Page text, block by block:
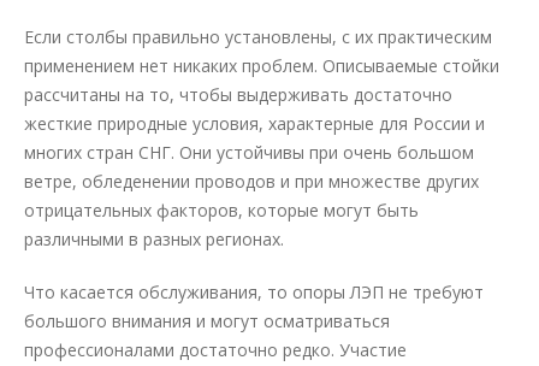
Если столбы правильно установлены, с их практическим
применением нет никаких проблем. Описываемые стойки
рассчитаны на то, чтобы выдерживать достаточно
жесткие природные условия, характерные для России и
многих стран СНГ. Они устойчивы при очень большом
ветре, обледенении проводов и при множестве других
отрицательных факторов, которые могут быть
различными в разных регионах.
Что касается обслуживания, то опоры ЛЭП не требуют
большого внимания и могут осматриваться
профессионалами достаточно редко. Участие